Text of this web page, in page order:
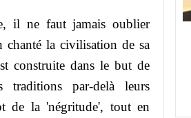
il ne faut jamais oublier
chanté la civilisation de sa
construite dans le but de
traditions par-delà leurs
de la 'négritude', tout en